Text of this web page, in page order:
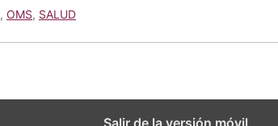
, OMS, SALUD
Salir de la versión móvil